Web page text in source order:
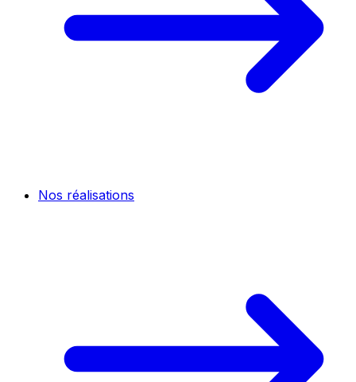
Nos réalisations